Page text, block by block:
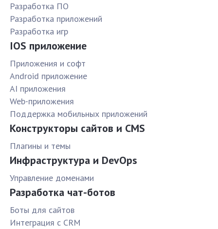
Разработка ПО
Разработка приложений
Разработка игр
IOS приложение
Приложения и софт
Android приложение
AI приложения
Web-приложения
Поддержка мобильных приложений
Конструкторы сайтов и CMS
Плагины и темы
Инфраструктура и DevOps
Управление доменами
Разработка чат-ботов
Боты для сайтов
Интеграция с CRM